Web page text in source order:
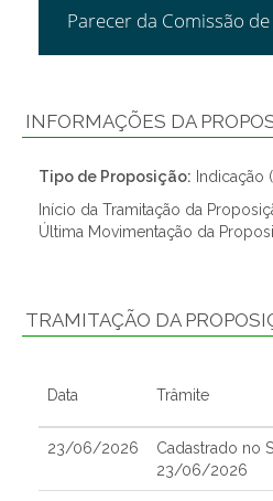
Parecer da Comissão
INFORMAÇÕES DA
Tipo de Proposição: Indicação
Início da Tramitação da
Última Movimentação da
TRAMITAÇÃO DA
Data Trâmite
23/06/2026
Cadastrado no
23/06/2026